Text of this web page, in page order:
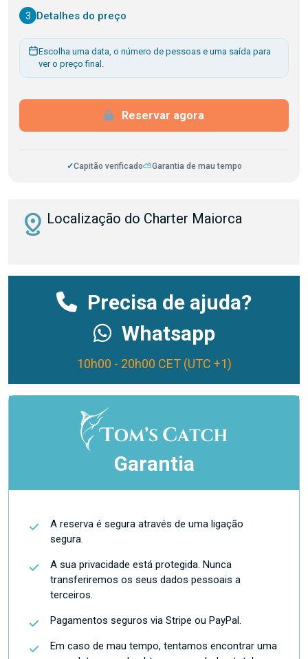
3 Detalhes do preço
Escolha uma data, o número de pessoas e uma saída para
ver o preço final.
Reservar agora
✓Capitão verificado⛅Garantia de mau tempo
distance Localização do Charter Maiorca
Precisa de ajuda?
Whatsapp
10h00 - 20h00 CET (UTC +1)
Garantia
A reserva é segura através de uma ligação
segura.
A sua privacidade está protegida. Nunca
transferiremos os seus dados pessoais a
terceiros.
Pagamentos seguros via Stripe ou PayPal.
Em caso de mau tempo, tentamos encontrar uma